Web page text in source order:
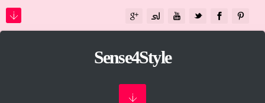
Sense4Style